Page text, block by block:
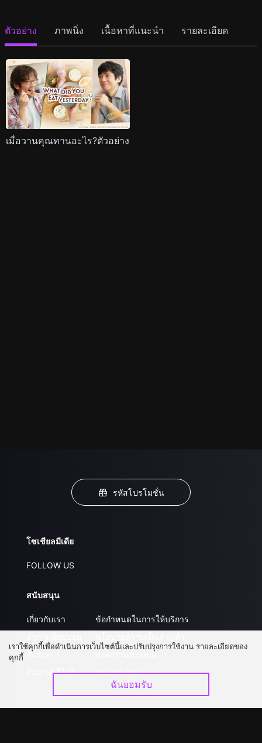
ตัวอย่าง ภาพนิ่ง เนื้อหาที่แนะนำ รายละเอียด
เมื่อวานคุณทานอะไร?ตัวอย่าง
รหัสโปรโมชั่น
โซเชียลมีเดีย
FOLLOW US
สนับสนุน
เกี่ยวกับเรา
ติดต่อเรา
อัปเกรด วีไอพี
ข้อกำหนดในการให้บริการ
ส่งผลงานของคุณ
ร่วมงานกับเรา
เราใช้คุกกี้เพื่อดำเนินการเว็บไซต์นี้และปรับปรุงการใช้งาน รายละเอียดของ
คุกกี้
ฉันยอมรับ